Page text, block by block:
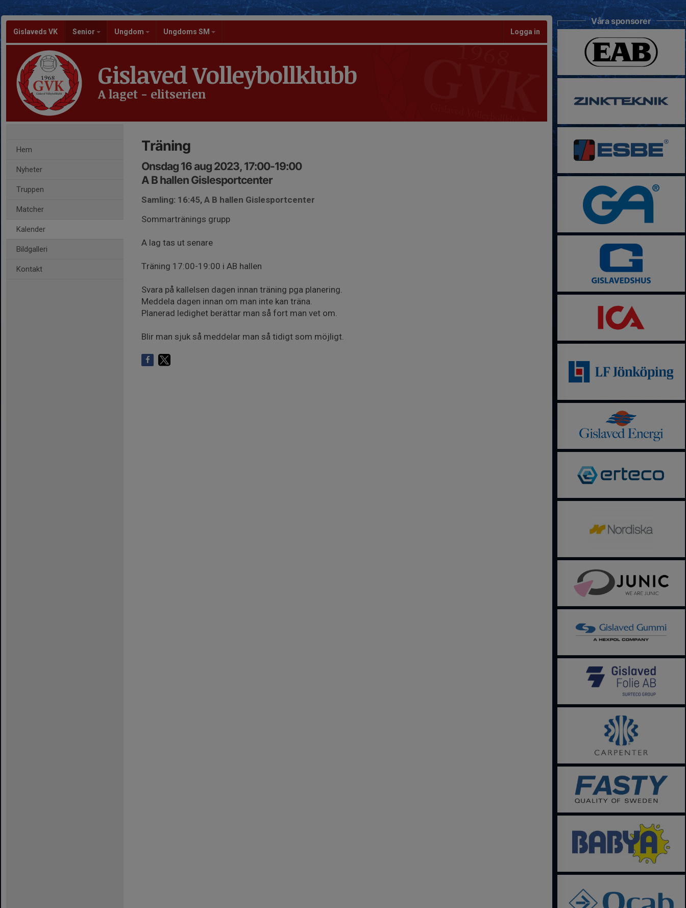
Gislaveds VK Senior Ungdom Ungdoms SM Logga in
Gislaved Volleybollklubb
A laget - elitserien
Hem
Nyheter
Truppen
Matcher
Kalender
Bildgalleri
Kontakt
Träning
Onsdag 16 aug 2023, 17:00-19:00
A B hallen Gislesportcenter
Samling: 16:45, A B hallen Gislesportcenter
Sommartränings grupp
A lag tas ut senare
Träning 17:00-19:00 i AB hallen
Svara på kallelsen dagen innan träning pga planering.
Meddela dagen innan om man inte kan träna.
Planerad ledighet berättar man så fort man vet om.
Blir man sjuk så meddelar man så tidigt som möjligt.
Våra sponsorer